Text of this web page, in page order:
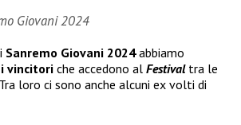
Giovani 2024
Sanremo Giovani 2024abbiamo
vincitoriche accedono al Festival tra le
Tra loro ci sono anche alcuni ex volti di